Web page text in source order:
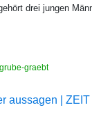
drei jungen
graebt
aussagen | ZEIT